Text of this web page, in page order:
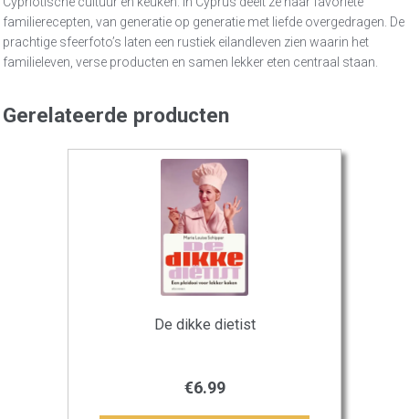
familierecepten, van generatie op generatie met liefde overgedragen. De
prachtige sfeerfoto’s laten een rustiek eilandleven zien waarin het
familieleven, verse producten en samen lekker eten centraal staan.
Gerelateerde producten
De dikke dietist
€6.99